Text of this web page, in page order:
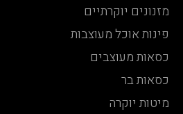
מזנונים יוקרתיים
פינות אוכל מעוצבות
כסאות מעוצבים
כסאות בר
מיטות יוקרה